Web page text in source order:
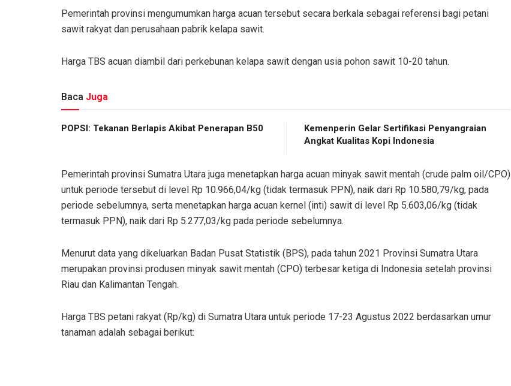
Pemerintah provinsi mengumumkan harga acuan tersebut secara berkala sebagai referensi bagi petani
sawit rakyat dan perusahaan pabrik kelapa sawit.
Harga TBS acuan diambil dari perkebunan kelapa sawit dengan usia pohon sawit 10-20 tahun.
Baca Juga
POPSI: Tekanan Berlapis Akibat Penerapan B50
Kemenperin Gelar Sertifikasi Penyangraian
Angkat Kualitas Kopi Indonesia
Pemerintah provinsi Sumatra Utara juga menetapkan harga acuan minyak sawit mentah (crude palm oil/CPO)
untuk periode tersebut di level Rp 10.966,04/kg (tidak termasuk PPN), naik dari Rp 10.580,79/kg, pada
periode sebelumnya, serta menetapkan harga acuan kernel (inti) sawit di level Rp 5.603,06/kg (tidak
termasuk PPN), naik dari Rp 5.277,03/kg pada periode sebelumnya.
Menurut data yang dikeluarkan Badan Pusat Statistik (BPS), pada tahun 2021 Provinsi Sumatra Utara
merupakan provinsi produsen minyak sawit mentah (CPO) terbesar ketiga di Indonesia setelah provinsi
Riau dan Kalimantan Tengah.
Harga TBS petani rakyat (Rp/kg) di Sumatra Utara untuk periode 17-23 Agustus 2022 berdasarkan umur
tanaman adalah sebagai berikut: